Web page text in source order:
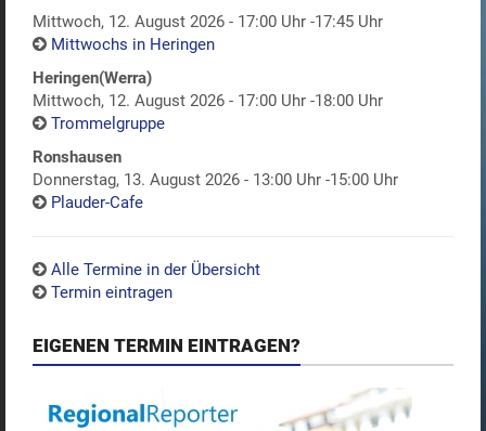
Mittwoch, 12. August 2026 - 17:00 Uhr -17:45 Uhr
Mittwochs in Heringen
Heringen(Werra)
Mittwoch, 12. August 2026 - 17:00 Uhr -18:00 Uhr
Trommelgruppe
Ronshausen
Donnerstag, 13. August 2026 - 13:00 Uhr -15:00 Uhr
Plauder-Cafe
Alle Termine in der Übersicht
Termin eintragen
EIGENEN TERMIN EINTRAGEN?